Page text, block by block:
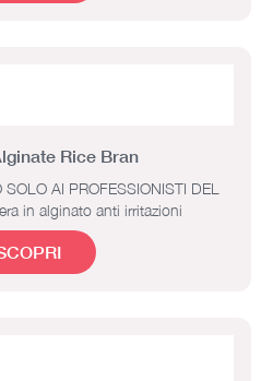
Rice Bran
AI PROFESSIONISTI DEL
in alginato anti irritazioni